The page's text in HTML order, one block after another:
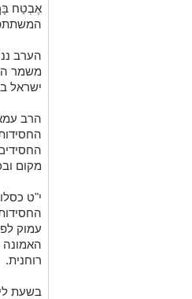
אֶבְטַח
הערב
משמר
ישראל
הרב
מקום
י"ט
עמוק
האמונה
רוחנית.
בשעת